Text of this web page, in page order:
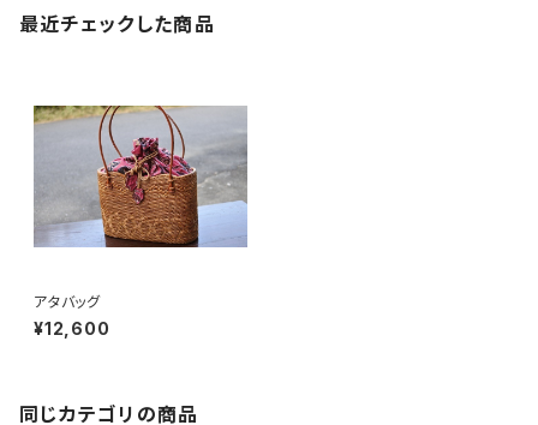
最近チェックした商品
アタバッグ
¥12,600
同じカテゴリの商品